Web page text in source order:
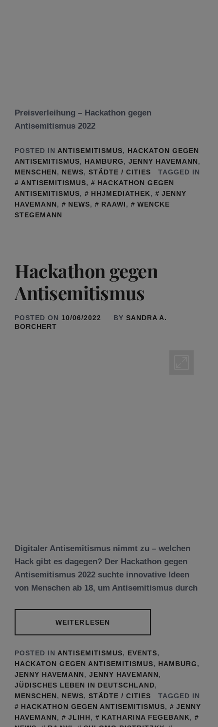
Preisverleihung – Hackathon gegen
Antisemitismus 2022
POSTED IN ANTISEMITISMUS, HACKATON GEGEN
ANTISEMITISMUS, HAMBURG, JENNY HAVEMANN,
MENSCHEN, NEWS, STÄDTE / CITIES
TAGGED IN
ANTISEMITISMUS,
HACKATHON GEGEN
ANTISEMITISMUS, HHJMEDIATHEK,
JENNY
HAVEMANN, NEWS, RAAWI,
WENCKE
STEGEMANN
Hackathon gegen
Antisemitismus
POSTED ON 10/06/2022 BY SANDRA A.
BORCHERT
Digitaler Antisemitismus nimmt zu – welchen
Hack gibt es dagegen? Der Hackathon gegen
Antisemitismus 2022 suchte innovative Ideen
von Menschen ab 18, um Antisemitismus durch
WEITERLESEN
POSTED IN ANTISEMITISMUS, EVENTS,
HACKATON GEGEN ANTISEMITISMUS, HAMBURG,
JENNY HAVEMANN, JENNY HAVEMANN,
JÜDISCHES LEBEN IN DEUTSCHLAND,
MENSCHEN, NEWS, STÄDTE / CITIES
TAGGED IN
HACKATHON GEGEN ANTISEMITISMUS,
JENNY
HAVEMANN, JLIHH, KATHARINA FEGEBANK,